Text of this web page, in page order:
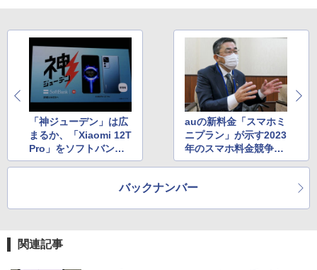
「神ジューデン」は広
まるか、「Xiaomi 12T
Pro」をソフトバンク
がMNOとして独占販売
auの新料金「スマホミ
ニプラン」が示す2023
年のスマホ料金競争の
予感
バックナンバー
関連記事